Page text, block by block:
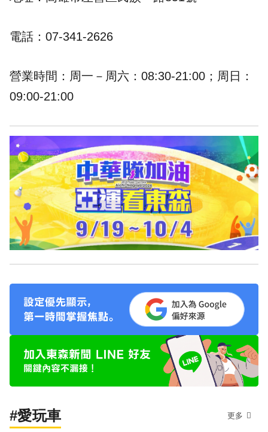
電話：07-341-2626
營業時間：周一－周六：08:30-21:00；周日：
09:00-21:00
#愛玩車 更多